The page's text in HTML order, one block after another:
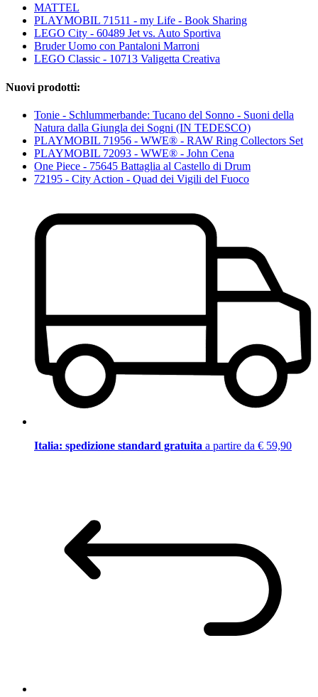
MATTEL
PLAYMOBIL 71511 - my Life - Book Sharing
LEGO City - 60489 Jet vs. Auto Sportiva
Bruder Uomo con Pantaloni Marroni
LEGO Classic - 10713 Valigetta Creativa
Nuovi prodotti:
Tonie - Schlummerbande: Tucano del Sonno - Suoni della
Natura dalla Giungla dei Sogni (IN TEDESCO)
PLAYMOBIL 71956 - WWE® - RAW Ring Collectors Set
PLAYMOBIL 72093 - WWE® - John Cena
One Piece - 75645 Battaglia al Castello di Drum
72195 - City Action - Quad dei Vigili del Fuoco
Italia: spedizione standard gratuita a partire da € 59,90